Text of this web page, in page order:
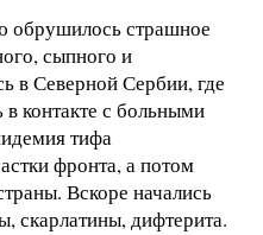
обрушилось страшное
сыпного и
в Северной Сербии, где
в контакте с больными
тифа
фронта, а потом
Вскоре начались
скарлатины, дифтерита.